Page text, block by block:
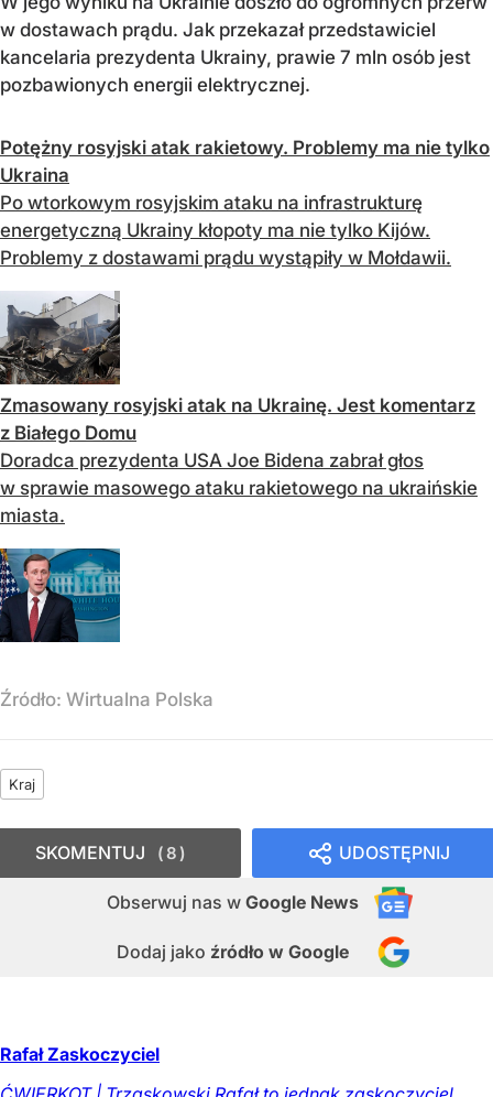
w dostawach prądu. Jak przekazał przedstawiciel
kancelaria prezydenta Ukrainy, prawie 7 mln osób jest
pozbawionych energii elektrycznej.
Potężny rosyjski atak rakietowy. Problemy ma nie tylko
Ukraina
Po wtorkowym rosyjskim ataku na infrastrukturę
energetyczną Ukrainy kłopoty ma nie tylko Kijów.
Problemy z dostawami prądu wystąpiły w Mołdawii.
Zmasowany rosyjski atak na Ukrainę. Jest komentarz
z Białego Domu
Doradca prezydenta USA Joe Bidena zabrał głos
w sprawie masowego ataku rakietowego na ukraińskie
miasta.
Źródło: Wirtualna Polska
Kraj
UDOSTĘPNIJ
Obserwuj nas w Google News
Dodaj jako źródło w Google
SKOMENTUJ 8
Rafał Zaskoczyciel